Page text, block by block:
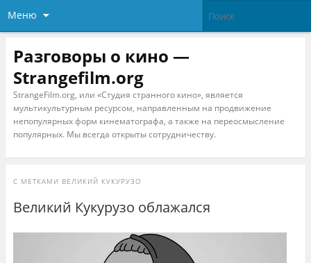
Меню
Разговоры о кино —
Strangefilm.org
StrangeFilm.org, или «Студия странного кино», является
мультикультурным ресурсом, направленным на продвижение
непопулярных форм кинематографа, а также на переосмысление
популярных. Мы всегда открыты сотрудничеству.
С МЕТКАМИ ВЕЛИКИЙ КУКУРУЗО
Великий Кукурузо облажался